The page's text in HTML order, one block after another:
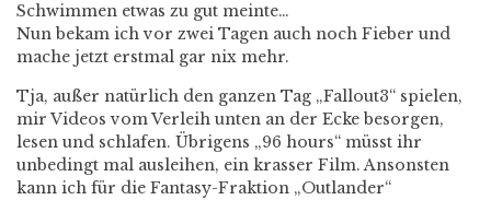
Schwimmen etwas zu gut meinte…
Nun bekam ich vor zwei Tagen auch noch Fieber und
mache jetzt erstmal gar nix mehr.
Tja, außer natürlich den ganzen Tag „Fallout3“ spielen,
mir Videos vom Verleih unten an der Ecke besorgen,
lesen und schlafen. Übrigens „96 hours“ müsst ihr
unbedingt mal ausleihen, ein krasser Film. Ansonsten
kann ich für die Fantasy-Fraktion „Outlander“